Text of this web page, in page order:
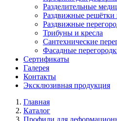
Разделительные
Раздвижные решётки
Раздвижные
Трибуны и кресла
Сантехнические
Фасадные
Сертификаты
Галерея
Контакты
Эксклюзивная продукция
Главная
Каталог
Профили для